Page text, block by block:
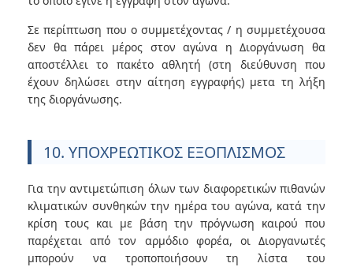
Σε περίπτωση που ο συμμετέχοντας / η συμμετέχουσα
δεν θα πάρει μέρος στον αγώνα η Διοργάνωση θα
αποστέλλει το πακέτο αθλητή (στη διεύθυνση που
έχουν δηλώσει στην αίτηση εγγραφής) μετα τη λήξη
της διοργάνωσης.
10. ΥΠΟΧΡΕΩΤΙΚΟΣ ΕΞΟΠΛΙΣΜΟΣ
Για την αντιμετώπιση όλων των διαφορετικών πιθανών
κλιματικών συνθηκών την ημέρα του αγώνα, κατά την
κρίση τους και με βάση την πρόγνωση καιρού που
παρέχεται από τον αρμόδιο φορέα, οι Διοργανωτές
μπορούν να τροποποιήσουν τη λίστα του